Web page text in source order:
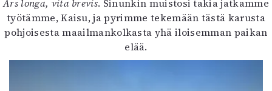
Ars longa, vita brevis. Sinunkin muistosi takia jatkamme
työtämme, Kaisu, ja pyrimme tekemään tästä karusta
pohjoisesta maailmankolkasta yhä iloisemman paikan
elää.